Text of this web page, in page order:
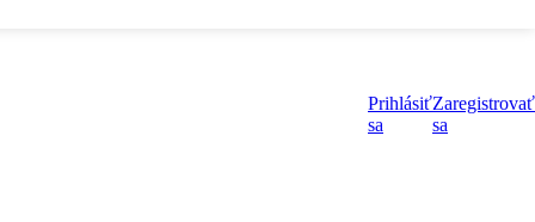
Prihlásiť
sa
Zaregistrovať
sa